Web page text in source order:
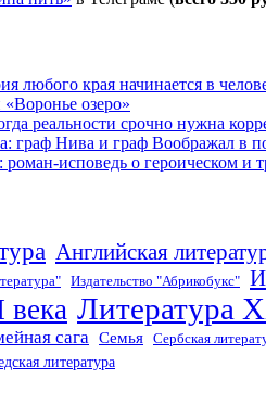
края начинается в
озеро»
реальности срочно нужна
граф Нива и граф Воображал в
исповедь о героическом и
Английская
Издательство "Абрикобукс"
века Литература
сага Семья Сербская
литература